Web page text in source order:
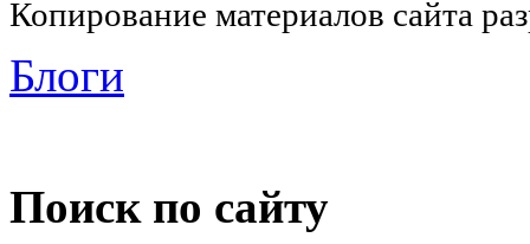
Копирование материалов сайта
Блоги
Поиск по сайту